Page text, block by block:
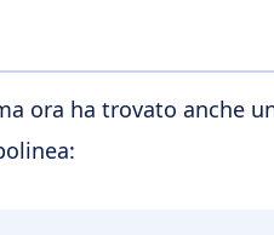
ora ha trovato anche